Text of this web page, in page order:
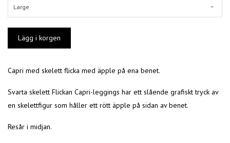
Large
Capri med skelett flicka med äpple på ena benet.
Svarta skelett Flickan Capri-leggings har ett slående grafiskt tryck av
en skelettfigur som håller ett rött äpple på sidan av benet.
Resår i midjan.